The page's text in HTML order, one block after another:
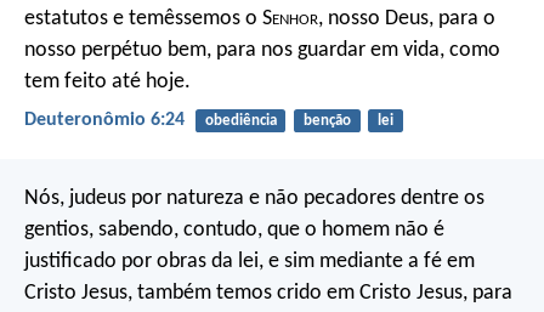
estatutos e temêssemos o Senhor, nosso Deus, para o
nosso perpétuo bem, para nos guardar em vida, como
tem feito até hoje.
Deuteronômio 6:24 obediência benção lei
Nós, judeus por natureza e não pecadores dentre os
gentios, sabendo, contudo, que o homem não é
justificado por obras da lei, e sim mediante a fé em
Cristo Jesus, também temos crido em Cristo Jesus, para